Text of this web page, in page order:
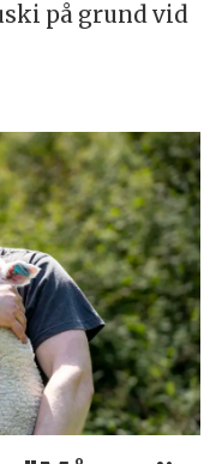
på grund vid